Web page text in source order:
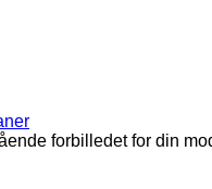
forbilledet for din